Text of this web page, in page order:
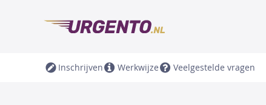
Inschrijven Werkwijze Veelgestelde vragen